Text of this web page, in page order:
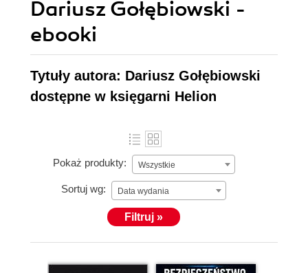
Dariusz Gołębiowski -
ebooki
Tytuły autora: Dariusz Gołębiowski
dostępne w księgarni Helion
Pokaż produkty: Wszystkie
Sortuj wg: Data wydania
Filtruj »